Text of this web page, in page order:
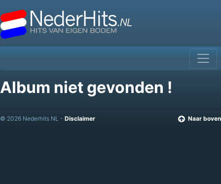
Album niet gevonden !
Naar boven
© 2026 Nederhits NL - Disclaimer